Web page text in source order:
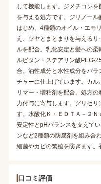
して機能します。ジメチコン
を与える処方です。ジリノー
はじめ、4種類のオイル・エモ
え、ツヤとまとまりを与える
ルを配合。乳化安定と髪への
ルビタン・ステアリン酸PEG-
合。油性成分と水性成分をバ
チャーに仕上げています。カ
リマー・増粘剤を配合。処方
力付与に寄与します。グリセ
す。水酸化Ｋ・ＥＤＴＡ－２
安定性とpHバランスを支えて
ンなど2種類の防腐剤を組み合
細菌やカビの繁殖を防ぎます。
口コミ評価